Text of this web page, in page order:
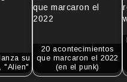
su
"Alien"
20 acontecimientos
que marcaron el 2022
(en el punk)